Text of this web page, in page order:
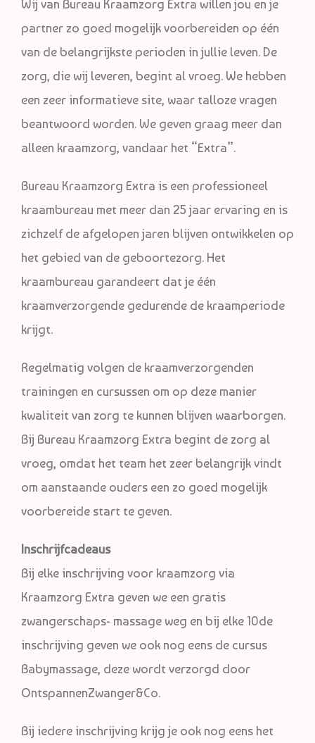
Wij van Bureau Kraamzorg Extra willen jou en je
partner zo goed mogelijk voorbereiden op één
van de belangrijkste perioden in jullie leven. De
zorg, die wij leveren, begint al vroeg. We hebben
een zeer informatieve site, waar talloze vragen
beantwoord worden. We geven graag meer dan
alleen kraamzorg, vandaar het “Extra”.
Bureau Kraamzorg Extra is een professioneel
kraambureau met meer dan 25 jaar ervaring en is
zichzelf de afgelopen jaren blijven ontwikkelen op
het gebied van de geboortezorg. Het
kraambureau garandeert dat je één
kraamverzorgende gedurende de kraamperiode
krijgt.
Regelmatig volgen de kraamverzorgenden
trainingen en cursussen om op deze manier
kwaliteit van zorg te kunnen blijven waarborgen.
Bij Bureau Kraamzorg Extra begint de zorg al
vroeg, omdat het team het zeer belangrijk vindt
om aanstaande ouders een zo goed mogelijk
voorbereide start te geven.
Inschrijfcadeaus
Bij elke inschrijving voor kraamzorg via
Kraamzorg Extra geven we een gratis
zwangerschaps- massage weg en bij elke 10de
inschrijving geven we ook nog eens de cursus
Babymassage, deze wordt verzorgd door
OntspannenZwanger&Co.
Bij iedere inschrijving krijg je ook nog eens het